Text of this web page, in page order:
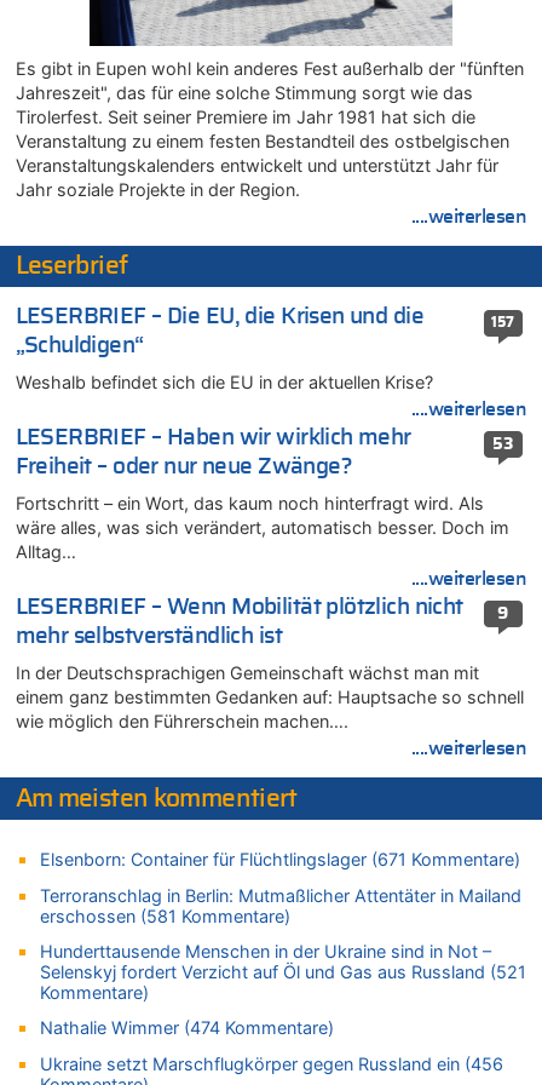
06.08.2026 - 20:16 von Panda46 zu
AS Eupen: „Keiner weiß, wohin die Reise geht…“
06.08.2026 - 19:17 von Guido Scholzen zu
Zweite Hitzewelle in diesem Sommer ist jetzt amtlich
06.08.2026 - 19:14 von JoKrings zu
Zweite Hitzewelle in diesem Sommer ist jetzt amtlich
06.08.2026 - 18:40 von Ostbelgien Direkt zu
Felice Mazzu soll Cheftrainer der AS Eupen werden
Zweite Hitzewelle in diesem Sommer ist jetzt amtlich
Zweite Hitzewelle in diesem Sommer ist jetzt amtlich
06.08.2026 - 17:24 von Dax zu
Zweite Hitzewelle in diesem Sommer ist jetzt amtlich
Zweite Hitzewelle in diesem Sommer ist jetzt amtlich
06.08.2026 - 17:21 von Dax zu
Zweite Hitzewelle in diesem Sommer ist jetzt amtlich
06.08.2026 - 17:01 von Wahlstimme? zu
FIFA-Spitze demonstriert Einigkeit trotz Kritik und neuer
06.08.2026 - 16:53 von Frage zu
Zweite Hitzewelle in diesem Sommer ist jetzt amtlich
06.08.2026 - 16:39 von Noah Parmentier zu
Zweite Hitzewelle in diesem Sommer ist jetzt amtlich
06.08.2026 - 16:36 von Noah Parmentier zu
Zweite Hitzewelle in diesem Sommer ist jetzt amtlich
06.08.2026 - 16:10 von Dax zu
Wasserstand des Rheins in NRW so niedrig wie noch nie
Eschweiler: 16-Jähriger soll seine Oma ermordet haben
06.08.2026 - 15:42 von PvD zu
Mehrere Menschen in Londons City niedergestochen
06.08.2026 - 15:42 von Dax zu
Zweite Hitzewelle in diesem Sommer ist jetzt amtlich
06.08.2026 - 15:27 von ne Hondsjong zu
Zweite Hitzewelle in diesem Sommer ist jetzt amtlich
06.08.2026 - 14:57 von Hugo Egon Bernhard von Sinnen zu
Es gibt in Eupen wohl kein anderes Fest außerhalb der "fünften
Jahreszeit", das für eine solche Stimmung sorgt wie das
Tirolerfest. Seit seiner Premiere im Jahr 1981 hat sich die
Veranstaltung zu einem festen Bestandteil des ostbelgischen
Veranstaltungskalenders entwickelt und unterstützt Jahr für
Jahr soziale Projekte in der Region.
....weiterlesen
Leserbrief
157
LESERBRIEF – Die EU, die Krisen und die
„Schuldigen“
Weshalb befindet sich die EU in der aktuellen Krise?
....weiterlesen
53
LESERBRIEF – Haben wir wirklich mehr
Freiheit – oder nur neue Zwänge?
Fortschritt – ein Wort, das kaum noch hinterfragt wird. Als
wäre alles, was sich verändert, automatisch besser. Doch im
Alltag…
....weiterlesen
9
LESERBRIEF – Wenn Mobilität plötzlich nicht
mehr selbstverständlich ist
In der Deutschsprachigen Gemeinschaft wächst man mit
einem ganz bestimmten Gedanken auf: Hauptsache so schnell
wie möglich den Führerschein machen….
....weiterlesen
Am meisten kommentiert
Elsenborn: Container für Flüchtlingslager (671 Kommentare)
Terroranschlag in Berlin: Mutmaßlicher Attentäter in Mailand
erschossen (581 Kommentare)
Hunderttausende Menschen in der Ukraine sind in Not –
Selenskyj fordert Verzicht auf Öl und Gas aus Russland (521
Kommentare)
Nathalie Wimmer (474 Kommentare)
Ukraine setzt Marschflugkörper gegen Russland ein (456